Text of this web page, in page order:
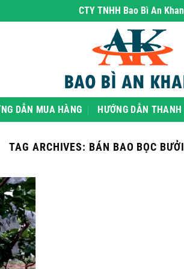
CTY TNHH Bao Bì An Khang
DẪN MUA HÀNG HƯỚNG DẪN
TAG ARCHIVES: BÁN BAO BỌC